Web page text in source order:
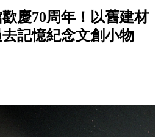
慶70周年！以舊建材
記憶紀念文創小物